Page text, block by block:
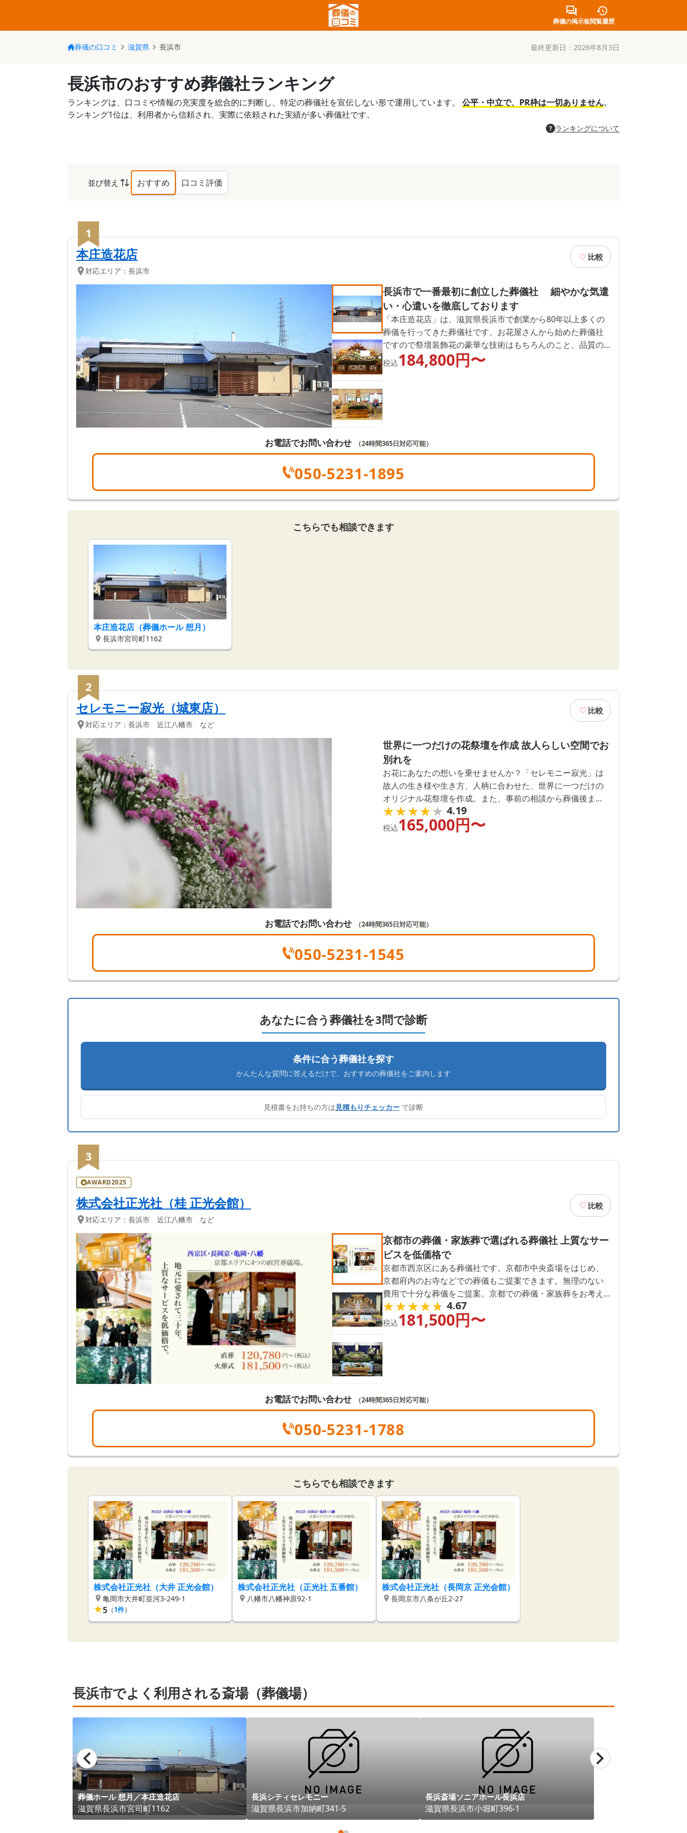
葬儀の掲示板閲覧履歴
葬儀の口コミ 滋賀県 長浜市 最終更新日： 2026年8月3日
長浜市のおすすめ葬儀社ランキング
ランキングは、口コミや情報の充実度を総合的に判断し、特定の葬儀社を宣伝しない形で運用しています。 公平・中立で、PR枠は一切ありません。
ランキング1位は、利用者から信頼され、実際に依頼された実績が多い葬儀社です。
ランキングについて
並び替え おすすめ 口コミ評価
長浜市
1
本庄造花店
対応エリア： 長浜市
比較
長浜市で一番最初に創立した葬儀社 細やかな気遣
い・心遣いを徹底しております
「本庄造花店」は、滋賀県長浜市で創業から80年以上多くの
葬儀を行ってきた葬儀社です。お花屋さんから始めた葬儀社
ですので祭壇装飾花の豪華な技術はもちろんのこと、品質の
高さも評価されております。長浜市で葬儀をご検討中の方
は、まず「本庄造花店」にお問合せください。
税込184,800円〜
お電話でお問い合わせ （24時間365日対応可能）
050-5231-1895
こちらでも相談できます
本庄造花店（葬儀ホール 想月）
長浜市宮司町1162
2
セレモニー寂光（城東店）
対応エリア： 長浜市 近江八幡市 など
比較
世界に一つだけの花祭壇を作成 故人らしい空間でお
別れを
お花にあなたの想いを乗せませんか？「セレモニー寂光」は
故人の生き様や生き方、人柄に合わせた、世界に一つだけの
オリジナル花祭壇を作成。また、事前の相談から葬儀後ま
で、親身になって話を聞き、細かい要望にもお応えいたしま
す。
★★★★★
★★★★★ 4.19
税込165,000円〜
お電話でお問い合わせ （24時間365日対応可能）
050-5231-1545
あなたに合う葬儀社を3問で診断
条件に合う葬儀社を探す
かんたんな質問に答えるだけで、 おすすめの葬儀社をご案内します
見積書をお持ちの方は見積もりチェッカー で診断
3
AWARD2025
株式会社正光社（桂 正光会館）
対応エリア： 長浜市 近江八幡市 など
比較
京都市の葬儀・家族葬で選ばれる葬儀社 上質なサー
ビスを低価格で
京都市西京区にある葬儀社です。京都市中央斎場をはじめ、
京都府内のお寺などでの葬儀もご提案できます。無理のない
費用で十分な葬儀をご提案。京都での葬儀・家族葬をお考え
の方は、お気軽にお問い合わせください。 湯灌や納棺師によ
る特別納棺な度にも対応可能です。
★★★★★
★★★★★ 4.67
税込181,500円〜
お電話でお問い合わせ （24時間365日対応可能）
050-5231-1788
こちらでも相談できます
株式会社正光社（大井 正光会館）
亀岡市大井町並河3-249-1
★5 （1件）
株式会社正光社（正光社 五番館）
八幡市八幡神原92-1
株式会社正光社（長岡京 正光会館）
長岡京市八条が丘2-27
長浜市でよく利用される斎場（葬儀場）
葬儀ホール 想月／本庄造花店
滋賀県長浜市宮司町1162
長浜シティセレモニー
滋賀県長浜市加納町341-5
長浜斎場ソニアホール長浜店
滋賀県長浜市小堀町396-1